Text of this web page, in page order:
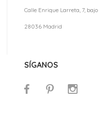
Calle Enrique Larreta, 7, bajo
28036 Madrid
SÍGANOS